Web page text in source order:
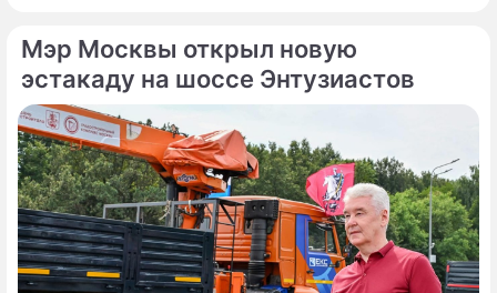
Мэр Москвы открыл новую
эстакаду на шоссе Энтузиастов